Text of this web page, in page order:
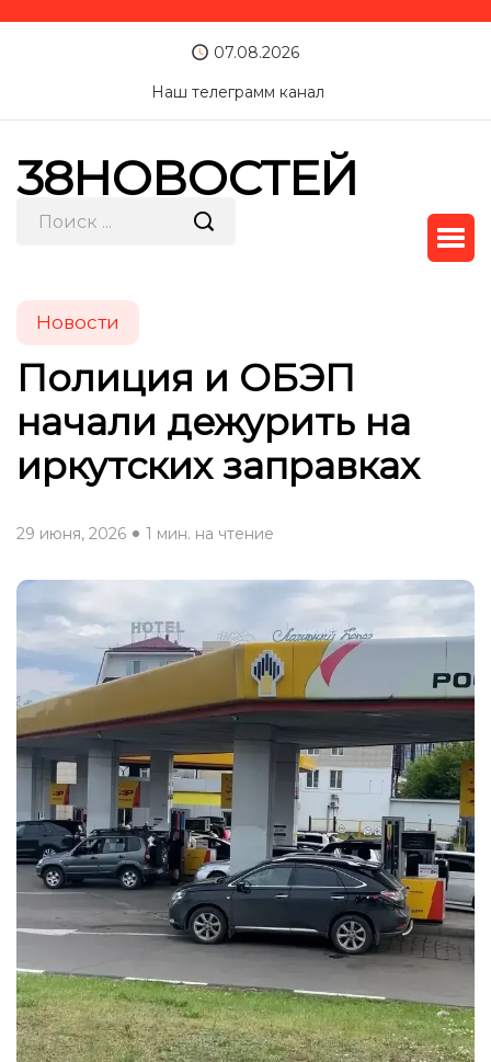
07.08.2026
Наш телеграмм канал
38НОВОСТЕЙ
Новости
Полиция и ОБЭП
начали дежурить на
иркутских заправках
29 июня, 2026 1 мин. на чтение